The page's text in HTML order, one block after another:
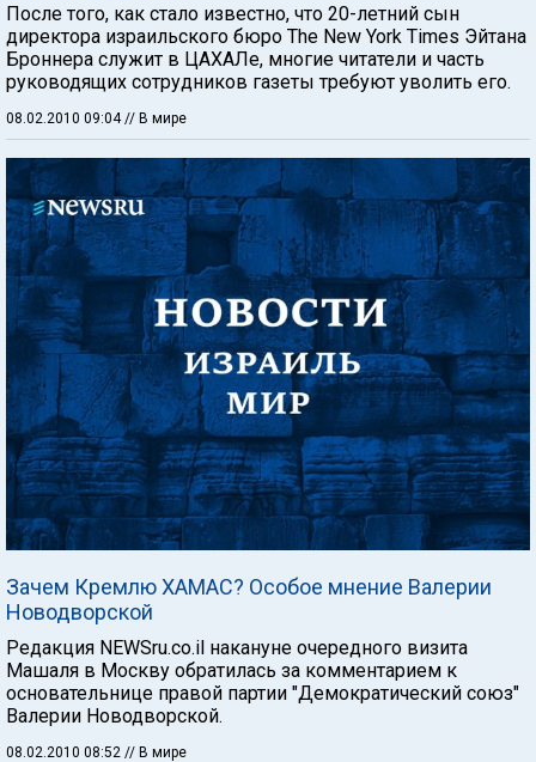
После того, как стало известно, что 20-летний сын
директора израильского бюро The New York Times Эйтана
Броннера служит в ЦАХАЛе, многие читатели и часть
руководящих сотрудников газеты требуют уволить его.
08.02.2010 09:04 // В мире
Зачем Кремлю ХАМАС? Особое мнение Валерии
Новодворской
Редакция NEWSru.co.il накануне очередного визита
Машаля в Москву обратилась за комментарием к
основательнице правой партии "Демократический союз"
Валерии Новодворской.
08.02.2010 08:52 // В мире